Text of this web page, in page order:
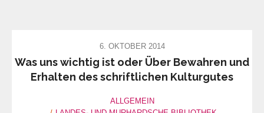
6. OKTOBER 2014
Was uns wichtig ist oder Über Bewahren und
Erhalten des schriftlichen Kulturgutes
ALLGEMEIN